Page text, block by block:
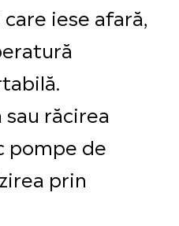
iese afară,
răcirea
pompe de
prin